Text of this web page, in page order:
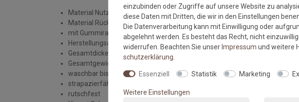
Material Nutzschicht: 100 % Polyamid
Material Rücken: PVC
mit Gummirand
Herstellungsart: getuftet
Gesamtdicke: ca. 8 mm
Gesamtgewicht: 2400 gr/qm
waschbar bis 30 Grad
strapazierfähig
rutschfest
einzubinden oder Zugriffe auf unsere Website zu
diese Daten mit Dritten, die wir in den Einstellungen
Die Datenverarbeitung kann mit Einwilligung oder
abgelehnt werden. Es besteht das Recht, nicht
widerrufen. Beachten Sie unserImpressum und weitere
schutz­erklärung
Essenziell Statistik Marketing
Weitere Einstellungen